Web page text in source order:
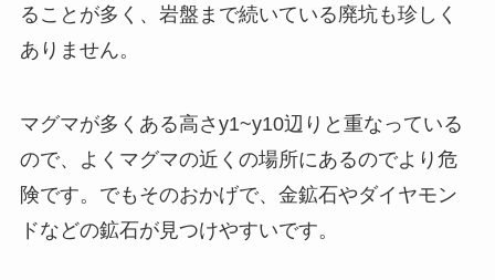
ることが多く、岩盤まで続いている廃坑も珍しく
ありません。
マグマが多くある高さy1~y10辺りと重なっている
ので、よくマグマの近くの場所にあるのでより危
険です。でもそのおかげで、金鉱石やダイヤモン
ドなどの鉱石が見つけやすいです。